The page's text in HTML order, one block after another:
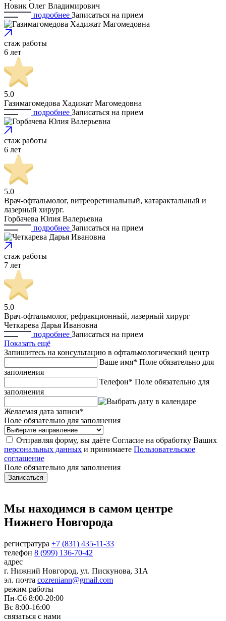
Новик Олег Владимирович
подробнее Записаться на прием
стаж работы
6 лет
5.0
Газимагомедова Хадижат Магомедовна
подробнее Записаться на прием
стаж работы
6 лет
5.0
Врач-офтальмолог, витреоретинальный, катарактальный и
лазерный хирург.
Горбачева Юлия Валерьевна
подробнее Записаться на прием
стаж работы
7 лет
5.0
Врач-офтальмолог, рефракционный, лазерный хирург
Четкарева Дарья Ивановна
подробнее Записаться на прием
Показать ещё
Запишитесь на консультацию в офтальмологический центр
Ваше имя* Поле обязательно для
заполнения
Телефон* Поле обязательно для
заполнения
Желаемая дата записи*
Поле обязательно для заполнения
Отправляя форму, вы даёте Согласие на обработку Ваших
персональных данных и принимаете Пользовательское
соглашение
Поле обязательно для заполнения
Мы находимся в самом центре
Нижнего Новгорода
регистратура +7 (831) 435-11-33
телефон 8 (999) 136-70-42
адрес
г. Нижний Новгород, ул. Пискунова, 31А
эл. почта cozreniann@gmail.com
режим работы
Пн-Сб 8:00-20:00
Вс 8:00-16:00
связаться с нами